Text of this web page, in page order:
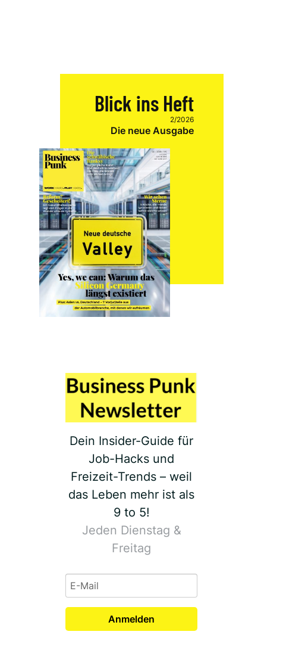
Blick ins Heft
2/2026
Die neue Ausgabe
Dein Insider-Guide für
Job-Hacks und
Freizeit-Trends – weil
das Leben mehr ist als
9 to 5!
Jeden Dienstag &
Freitag
Anmelden